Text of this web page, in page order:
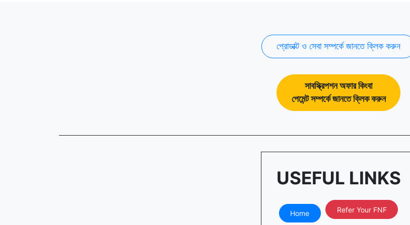
প্রোডাক্ট ও সেবা সম্পর্কে জানতে ক্লিক করুন
সাবস্ক্রিপশন অফার কিংবা
পেমেন্ট সম্পর্কে জানতে ক্লিক করুন
USEFUL LINKS
Home Refer Your FNF